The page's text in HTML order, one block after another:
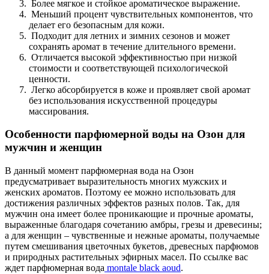
Более мягкое и стойкое ароматическое выражение.
Меньший процент чувствительных компонентов, что
делает его безопасным для кожи.
Подходит для летних и зимних сезонов и может
сохранять аромат в течение длительного времени.
Отличается высокой эффективностью при низкой
стоимости и соответствующей психологической
ценности.
Легко абсорбируется в коже и проявляет свой аромат
без использования искусственной процедуры
массирования.
Особенности парфюмерной воды на Озон для
мужчин и женщин
В данный момент парфюмерная вода на Озон
предусматривает выразительность многих мужских и
женских ароматов. Поэтому ее можно использовать для
достижения различных эффектов разных полов. Так, для
мужчин она имеет более проникающие и прочные ароматы,
выраженные благодаря сочетанию амбры, грезы и древесины;
а для женщин – чувственные и нежные ароматы, получаемые
путем смешивания цветочных букетов, древесных парфюмов
и природных растительных эфирных масел. По ссылке вас
ждет парфюмерная вода montale black aoud.